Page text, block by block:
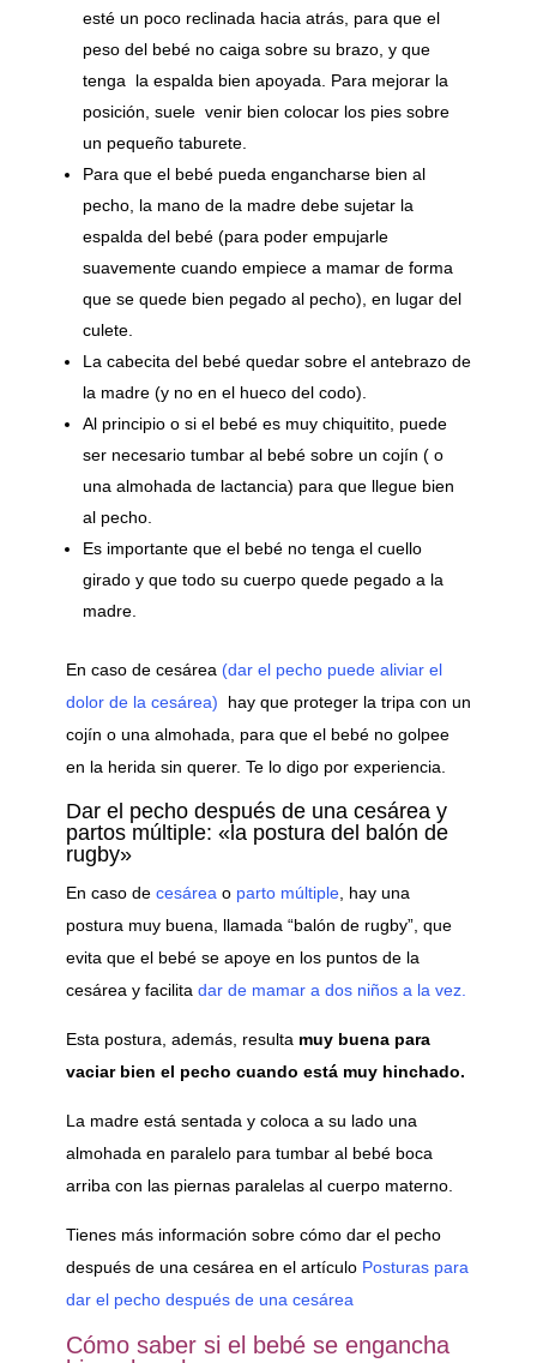
esté un poco reclinada hacia atrás, para que el
peso del bebé no caiga sobre su brazo, y que
tenga la espalda bien apoyada. Para mejorar la
posición, suele venir bien colocar los pies sobre
un pequeño taburete.
Para que el bebé pueda engancharse bien al
pecho, la mano de la madre debe sujetar la
espalda del bebé (para poder empujarle
suavemente cuando empiece a mamar de forma
que se quede bien pegado al pecho), en lugar del
culete.
La cabecita del bebé quedar sobre el antebrazo de
la madre (y no en el hueco del codo).
Al principio o si el bebé es muy chiquitito, puede
ser necesario tumbar al bebé sobre un cojín ( o
una almohada de lactancia) para que llegue bien
al pecho.
Es importante que el bebé no tenga el cuello
girado y que todo su cuerpo quede pegado a la
madre.
En caso de cesárea (dar el pecho puede aliviar el
dolor de la cesárea) hay que proteger la tripa con un
cojín o una almohada, para que el bebé no golpee
en la herida sin querer. Te lo digo por experiencia.
Dar el pecho después de una cesárea y
partos múltiple: «la postura del balón de
rugby»
En caso decesárea o parto múltiple, hay una
postura muy buena, llamada “balón de rugby”, que
evita que el bebé se apoye en los puntos de la
cesárea y facilita dar de mamar a dos niños a la vez.
Esta postura, además, resulta muy buena para
vaciar bien el pecho cuando está muy hinchado.
La madre está sentada y coloca a su lado una
almohada en paralelo para tumbar al bebé boca
arriba con las piernas paralelas al cuerpo materno.
Tienes más información sobre cómo dar el pecho
después de una cesárea en el artículoPosturas para
dar el pecho después de una cesárea
Cómo saber si el bebé se engancha